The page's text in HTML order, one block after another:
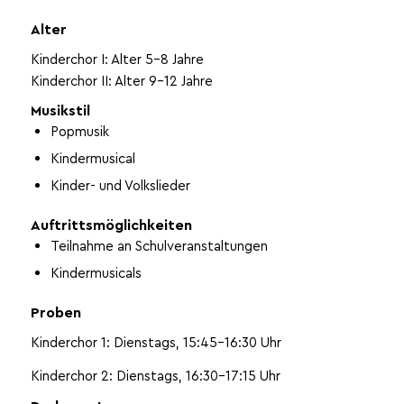
Alter
Kinderchor I: Alter 5-8 Jahre
Kinderchor II: Alter 9-12 Jahre
Musikstil
Popmusik
Kindermusical
Kinder- und Volkslieder
Auftrittsmöglichkeiten
Teilnahme an Schulveranstaltungen
Kindermusicals
Proben
Kinderchor 1: Dienstags, 15:45-16:30 Uhr
Kinderchor 2: Dienstags, 16:30-17:15 Uhr